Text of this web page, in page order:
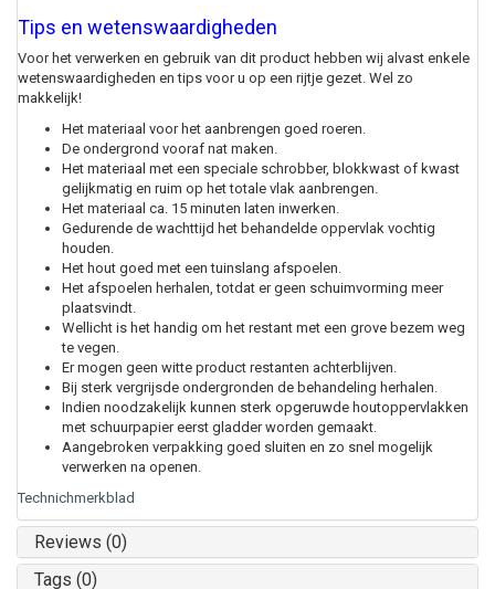
Tips en wetenswaardigheden
Voor het verwerken en gebruik van dit product hebben wij alvast enkele
wetenswaardigheden en tips voor u op een rijtje gezet. Wel zo
makkelijk!
Het materiaal voor het aanbrengen goed roeren.
De ondergrond vooraf nat maken.
Het materiaal met een speciale schrobber, blokkwast of kwast
gelijkmatig en ruim op het totale vlak aanbrengen.
Het materiaal ca. 15 minuten laten inwerken.
Gedurende de wachttijd het behandelde oppervlak vochtig
houden.
Het hout goed met een tuinslang afspoelen.
Het afspoelen herhalen, totdat er geen schuimvorming meer
plaatsvindt.
Wellicht is het handig om het restant met een grove bezem weg
te vegen.
Er mogen geen witte product restanten achterblijven.
Bij sterk vergrijsde ondergronden de behandeling herhalen.
Indien noodzakelijk kunnen sterk opgeruwde houtoppervlakken
met schuurpapier eerst gladder worden gemaakt.
Aangebroken verpakking goed sluiten en zo snel mogelijk
verwerken na openen.
Technichmerkblad
Reviews (0)
Tags (0)